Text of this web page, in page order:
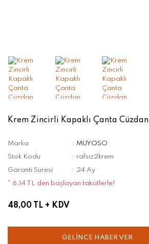
Krem Zincirli Kapaklı Çanta Cüzdan
Marka
MUYOSO
Stok Kodu
rafsız2krem
Garanti Süresi
24 Ay
* 6,14 TL den başlayan taksitlerle!
48,00 TL + KDV
GELİNCE HABER VER